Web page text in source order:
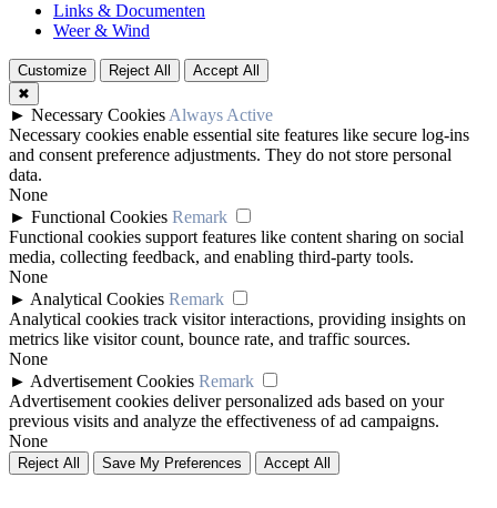
Links & Documenten
Weer & Wind
Customize Reject All
Accept All
✖
► Necessary Cookies Always Active
Necessary cookies enable essential site features like secure log-ins
and consent preference adjustments. They do not store personal
data.
None
► Functional Cookies Remark
Functional cookies support features like content sharing on social
media, collecting feedback, and enabling third-party tools.
None
► Analytical Cookies Remark
Analytical cookies track visitor interactions, providing insights on
metrics like visitor count, bounce rate, and traffic sources.
None
► Advertisement Cookies Remark
Advertisement cookies deliver personalized ads based on your
previous visits and analyze the effectiveness of ad campaigns.
None
Reject All Save My Preferences Accept All